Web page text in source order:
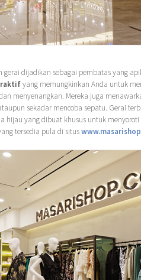
gerai dijadikan sebagai pembatas yang
yang memungkinkan Anda untuk
menyenangkan. Mereka juga
sekadar mencoba sepatu. Gerai
hijau yang dibuat khusus untuk menyoroti
tersedia pula di situs